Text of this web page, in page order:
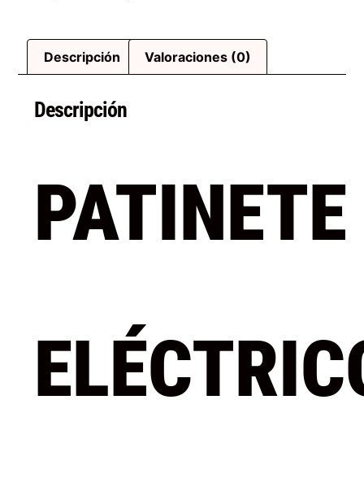
Descripción Valoraciones (0)
Descripción
PATINETE